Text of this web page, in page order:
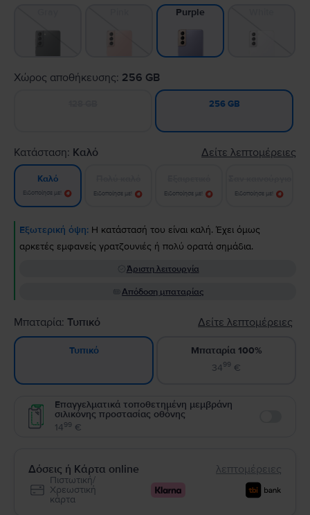
Purple
Χώρος αποθήκευσης: 256 GB
256 GB
Κατάσταση: Καλό Δείτε λεπτομέρειες
Καλό
Ειδοποίησε με! Ειδοποίησε με! Ειδοποίησε με! Ειδοποίησε με!
Εξωτερική όψη: Η κατάστασή του είναι καλή. Έχει όμως
αρκετές εμφανείς γρατζουνιές ή πολύ ορατά σημάδια.
Άριστη λειτουργία
Απόδοση μπαταρίας
Μπαταρία: Τυπικό Δείτε λεπτομέρειες
Τυπικό
Μπαταρία 100%
3499 €
Επαγγελματικά τοποθετημένη μεμβράνη
σιλικόνης προστασίας οθόνης
1499 €
Δόσεις ή Κάρτα online λεπτομέρειες
Πιστωτική/
Χρεωστική
κάρτα